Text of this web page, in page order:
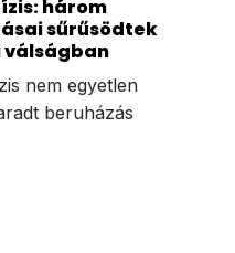
három
sűrűsödtek
válságban
nem egyetlen
beruházás